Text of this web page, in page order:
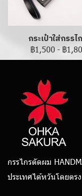
กระเป๋าใส่กรรไ
฿1,500 - ฿
กรรไกรตัดผม
ประเทศไต้หวันโดยตรง